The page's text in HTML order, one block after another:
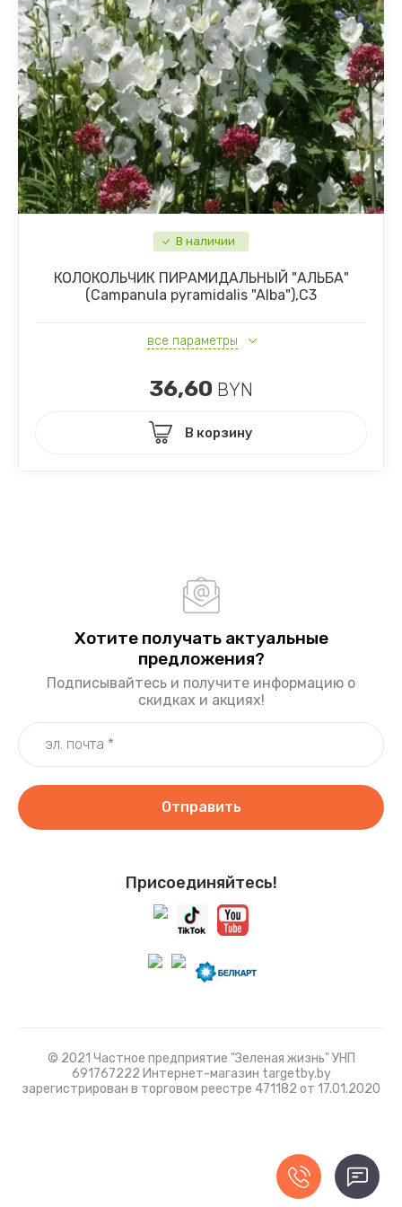
деревья и кустарники, саженцы
стелящиеся растения
и злаки
В наличии
КОЛОКОЛЬЧИК ПИРАМИДАЛЬНЫЙ "АЛЬБА"
(Campanula pyramidalis "Alba"),С3
все параметры
36,60 BYN
В корзину
Присоединяйтесь!
Хотите получать актуальные
предложения?
Подписывайтесь и получите информацию о
скидках и акциях!
Отправить
© 2021 Частное предприятие "Зеленая жизнь" УНП
691767222 Интернет-магазин targetby.by
зарегистрирован в торговом реестре 471182 от 17.01.2020